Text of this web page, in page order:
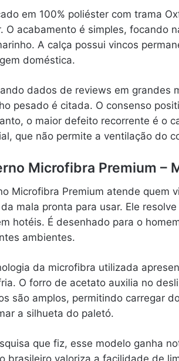
em 100% poliéster com trama
O acabamento é simples, focando
A calça possui vincos
doméstica.
dados de reviews em grandes
pesado é citada. O consenso
o maior defeito recorrente é o
que não permite a ventilação do
Microfibra Premium –
Microfibra Premium atende quem
mala pronta para usar. Ele
hotéis. É desenhado para o
ambientes.
da microfibra utilizada
O forro de acetato auxilia no
são amplos, permitindo carregar
a silhueta do paletó.
que fiz, esse modelo ganha